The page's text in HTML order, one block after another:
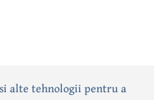
alte tehnologii pentru a